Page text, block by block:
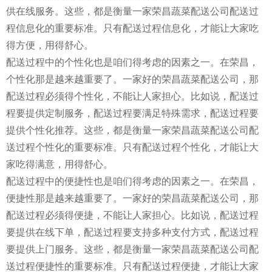
供在线服务。这些，都是衡量一家荣昌蔬菜配送公司配送过
程信息化的重要标准。只有配送过程信息化，才能让大家吃
得方便，用得舒心。
配送过程中的个性化也是咱们得考虑的因素之一。在荣昌，
个性化那是越来越重要了。一家好的荣昌蔬菜配送公司，那
配送过程必须得个性化，不能让人家担心。比如说，配送过
程要提供定制服务，配送过程要满足特殊需求，配送过程要
提供个性化推荐。这些，都是衡量一家荣昌蔬菜配送公司配
送过程个性化的重要标准。只有配送过程个性化，才能让大
家吃得满意，用得舒心。
配送过程中的便捷性也是咱们得考虑的因素之一。在荣昌，
便捷性那是越来越重要了。一家好的荣昌蔬菜配送公司，那
配送过程必须得便捷，不能让人家担心。比如说，配送过程
要提供在线下单，配送过程要支持多种支付方式，配送过程
要提供上门服务。这些，都是衡量一家荣昌蔬菜配送公司配
送过程便捷性的重要标准。只有配送过程便捷，才能让大家